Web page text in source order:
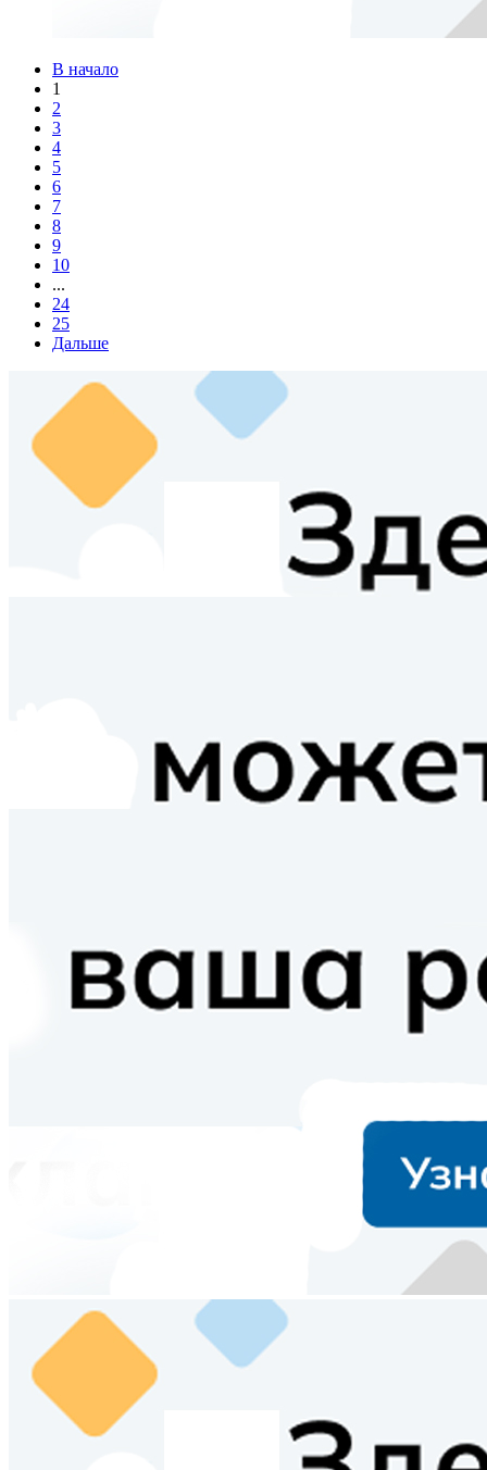
В начало
1
2
3
4
5
6
7
8
9
10
...
24
25
Дальше